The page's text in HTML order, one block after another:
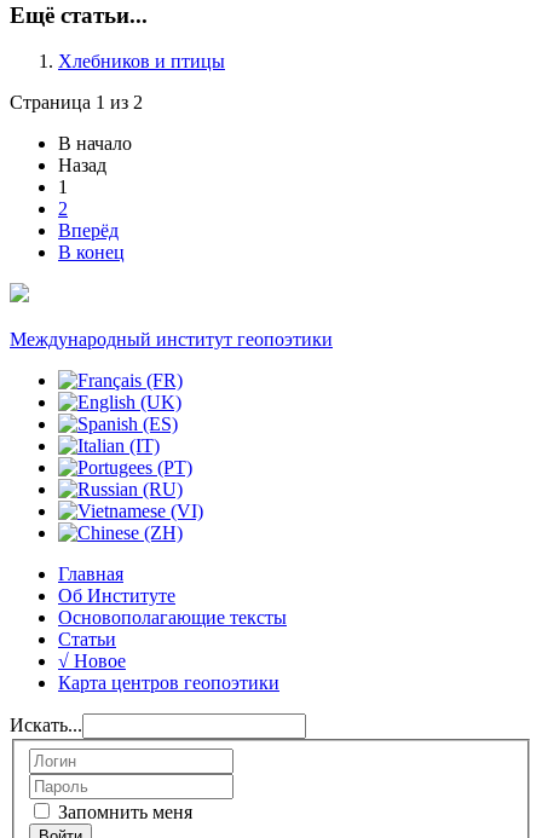
Ещё статьи...
Хлебников и птицы
Страница 1 из 2
В начало
Назад
1
2
Вперёд
В конец
Международный институт геопоэтики
Главная
Об Институте
Основополагающие тексты
Статьи
√ Новое
Карта центров геопоэтики
Искать...
Запомнить меня